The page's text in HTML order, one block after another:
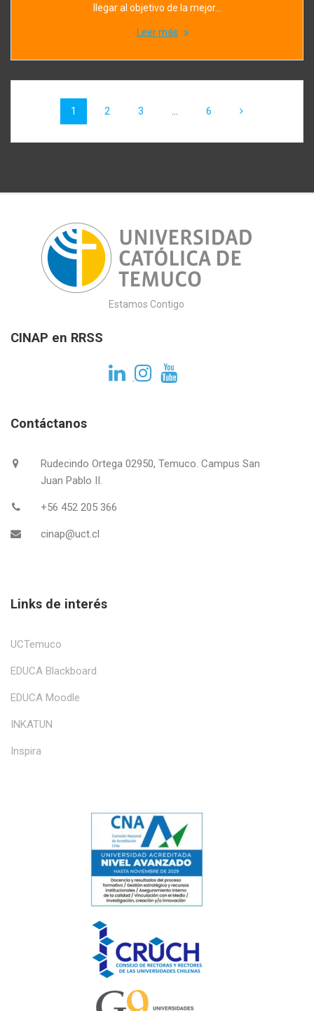
llegar al objetivo de la mejor…
Leer más
Navegación
entradas
Página
1 Página
2 Página
3 Página
6
Estamos Contigo
CINAP en RRSS
Contáctanos
Rudecindo Ortega 02950, Temuco. Campus San
Juan Pablo II.
+56 452 205 366
cinap@uct.cl
Links de interés
UCTemuco
EDUCA Blackboard
EDUCA Moodle
INKATUN
Inspira